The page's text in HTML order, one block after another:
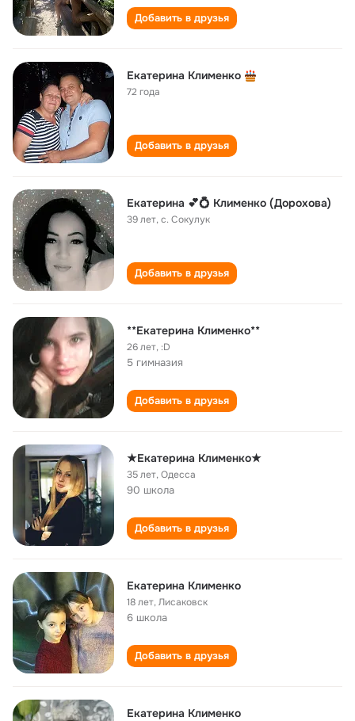
Добавить в друзья
Екатерина Клименко
72 года
Добавить в друзья
Екатерина 💕💍 Клименко (Дорохова)
39 лет,с. Сокулук
Добавить в друзья
**Екатерина Клименко**
26 лет, :D
5 гимназия
Добавить в друзья
★Екатерина Клименко★
35 лет,Одесса
90 школа
Добавить в друзья
Екатерина Клименко
18 лет,Лисаковск
6 школа
Добавить в друзья
Екатерина Клименко